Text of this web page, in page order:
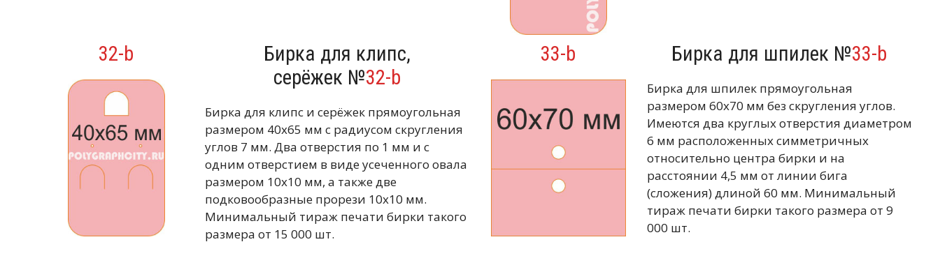
32-b
Бирка для клипс,
серёжек №32-b
Бирка для клипс и серёжек прямоугольная
размером 40х65 мм с радиусом скругления
углов 7 мм. Два отверстия по 1 мм и с
одним отверстием в виде усеченного овала
размером 10х10 мм, а также две
подковообразные прорези 10х10 мм.
Минимальный тираж печати бирки такого
размера от 15 000 шт.
33-b Бирка для шпилек №33-b
Бирка для шпилек прямоугольная
размером 60х70 мм без скругления углов.
Имеются два круглых отверстия диаметром
6 мм расположенных симметричных
относительно центра бирки и на
расстоянии 4,5 мм от линии бига
(сложения) длиной 60 мм. Минимальный
тираж печати бирки такого размера от 9
000 шт.